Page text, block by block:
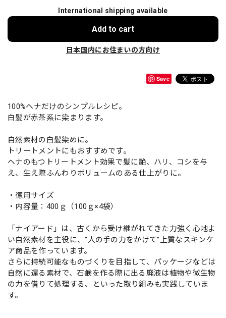
International shipping available
Add to cart
日本国内にお住まいの方向け
Save
100%ヘナだけのシンプルレシピ。
白髪が赤茶系に染まります。
自然素材の白髪染めに。
トリートメントにもおすすめです。
ヘナのもつトリートメント効果で髪に艶、ハリ、コシを与
え、生え際ふんわりボリュームのある仕上がりに。
・徳用サイズ
・内容量：400ｇ（100ｇ×4袋）
「ナイアード」は、古くから受け継がれてきた力強く心地よ
い自然素材を主役に、”人の手の力をかけて”上質なスキンケ
ア商品を作っています。
さらに持続可能なものづくりを目指して、パッケージなどは
自然に還る素材で、石鹸を作る際に出る廃液は植物や微生物
の力を借りて処理する、といった取り組みも実践していま
す。